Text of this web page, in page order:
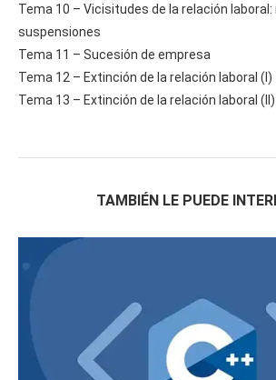
Tema 10 – Vicisitudes de la relación
suspensiones
Tema 11 – Sucesión de empresa
Tema 12 – Extinción de la relación laboral
Tema 13 – Extinción de la relación laboral (II)
TAMBIÉN LE PUEDE